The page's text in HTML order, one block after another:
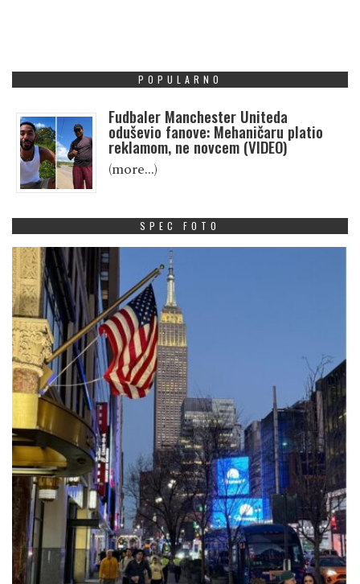
POPULARNO
Fudbaler Manchester Uniteda
oduševio fanove: Mehaničaru platio
reklamom, ne novcem (VIDEO)
(more…)
SPEC FOTO